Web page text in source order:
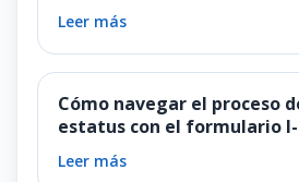
Leer más
Cómo navegar el proceso
estatus con el formulario I-
Leer más